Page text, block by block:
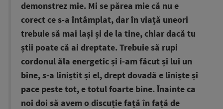
demonstrez mie. Mi se părea mie că nu e
corect ce s-a întâmplat, dar în viață uneori
trebuie să mai lași și de la tine, chiar dacă tu
știi poate că ai dreptate. Trebuie să rupi
cordonul ăla energetic și i-am făcut și lui un
bine, s-a liniștit și el, drept dovadă e liniște și
pace peste tot, e totul foarte bine. Înainte ca
noi doi să avem o discuție față în față de